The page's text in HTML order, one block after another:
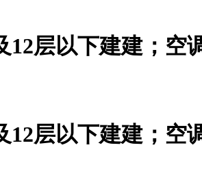
12层以下建建；空
12层以下建建；空